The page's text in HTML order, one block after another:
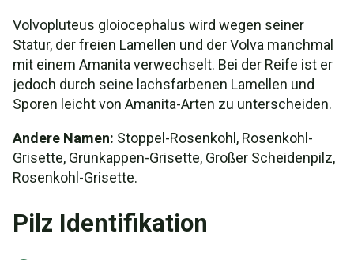
Volvopluteus gloiocephalus wird wegen seiner
Statur, der freien Lamellen und der Volva manchmal
mit einem Amanita verwechselt. Bei der Reife ist er
jedoch durch seine lachsfarbenen Lamellen und
Sporen leicht von Amanita-Arten zu unterscheiden.
Andere Namen: Stoppel-Rosenkohl, Rosenkohl-
Grisette, Grünkappen-Grisette, Großer Scheidenpilz,
Rosenkohl-Grisette.
Pilz Identifikation